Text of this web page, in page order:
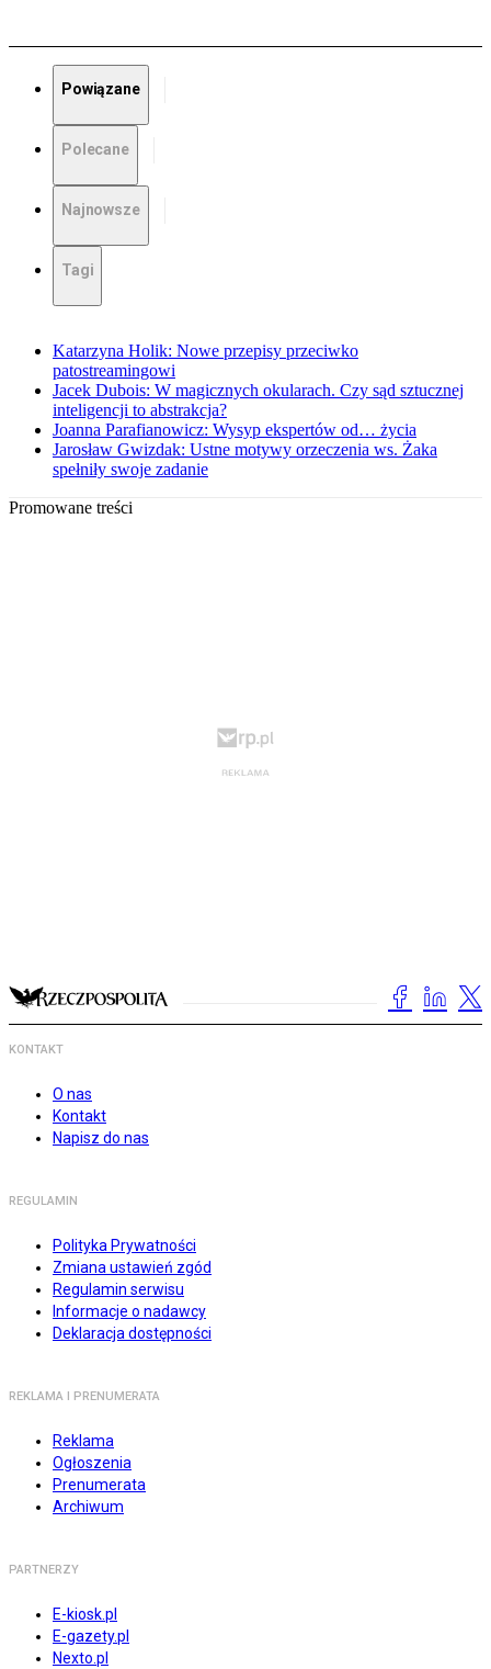
Powiązane
Polecane
Najnowsze
Tagi
Katarzyna Holik: Nowe przepisy przeciwko
patostreamingowi
Jacek Dubois: W magicznych okularach. Czy sąd sztucznej
inteligencji to abstrakcja?
Joanna Parafianowicz: Wysyp ekspertów od… życia
Jarosław Gwizdak: Ustne motywy orzeczenia ws. Żaka
spełniły swoje zadanie
Promowane treści
KONTAKT
O nas
Kontakt
Napisz do nas
REGULAMIN
Polityka Prywatności
Zmiana ustawień zgód
Regulamin serwisu
Informacje o nadawcy
Deklaracja dostępności
REKLAMA I PRENUMERATA
Reklama
Ogłoszenia
Prenumerata
Archiwum
PARTNERZY
E-kiosk.pl
E-gazety.pl
Nexto.pl